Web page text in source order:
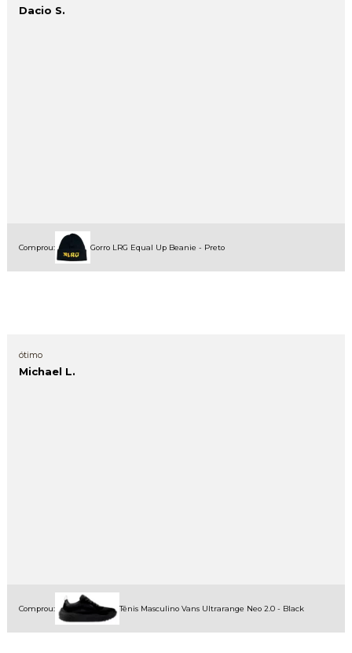
Dacio S.
Comprou: Gorro LRG Equal Up Beanie - Preto
ótimo
Michael L.
Comprou: Tênis Masculino Vans Ultrarange Neo 2.0 - Black